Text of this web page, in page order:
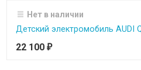
Нет в наличии
Детский электромобиль AUDI
22 100 ₽